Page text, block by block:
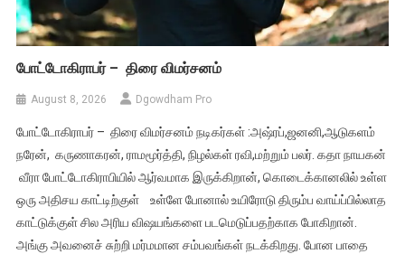
போட்டோகிராபர் – திரை விமர்சனம்
August 8, 2026 Dgowdham Pro
போட்டோகிராபர் – திரை விமர்சனம் நடிகர்கள் :அஷ்ரப்,ஜனனி,ஆடுகளம்
நரேன், கருணாகரன், ராமமூர்த்தி, நிழல்கள் ரவி,மற்றும் பலர். கதா நாயகன்
வீரா போட்டோகிராபியில் ஆர்வமாக இருக்கிறான், கொடைக்கானலில் உள்ள
ஒரு அதிசய காட்டிற்குள் உள்ளே போனால் உயிரோடு திரும்ப வாய்ப்பில்லாத
காட்டுக்குள் சில அரிய விஷயங்களை படமெடுப்பதற்காக போகிறான்.
அங்கு அவனைச் சுற்றி மர்மமான சம்பவங்கள் நடக்கிறது. போன பாதை